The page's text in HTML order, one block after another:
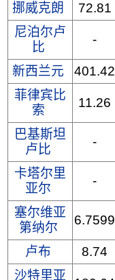
挪威克朗
72.81
尼泊尔卢
比
-
新西兰元 401.42
菲律宾比
索
11.26
巴基斯坦
卢比
-
卡塔尔里
亚尔
-
塞尔维亚
第纳尔
6.7599
卢布 8.74
沙特里亚